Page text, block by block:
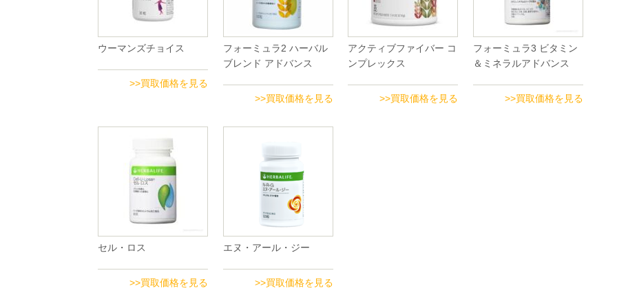
ウーマンズチョイス
>>買取価格を見る
フォーミュラ2 ハーバル
ブレンド アドバンス
>>買取価格を見る
アクティブファイバー コ
ンプレックス
>>買取価格を見る
フォーミュラ3 ビタミン
＆ミネラルアドバンス
>>買取価格を見る
セル・ロス
>>買取価格を見る
エヌ・アール・ジー
>>買取価格を見る